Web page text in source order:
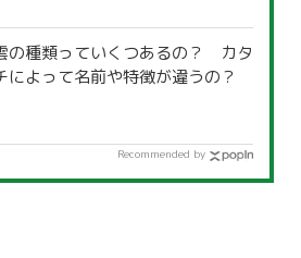
の種類っていくつあるの？ カタ
によって名前や特徴が違うの？
Recommended by